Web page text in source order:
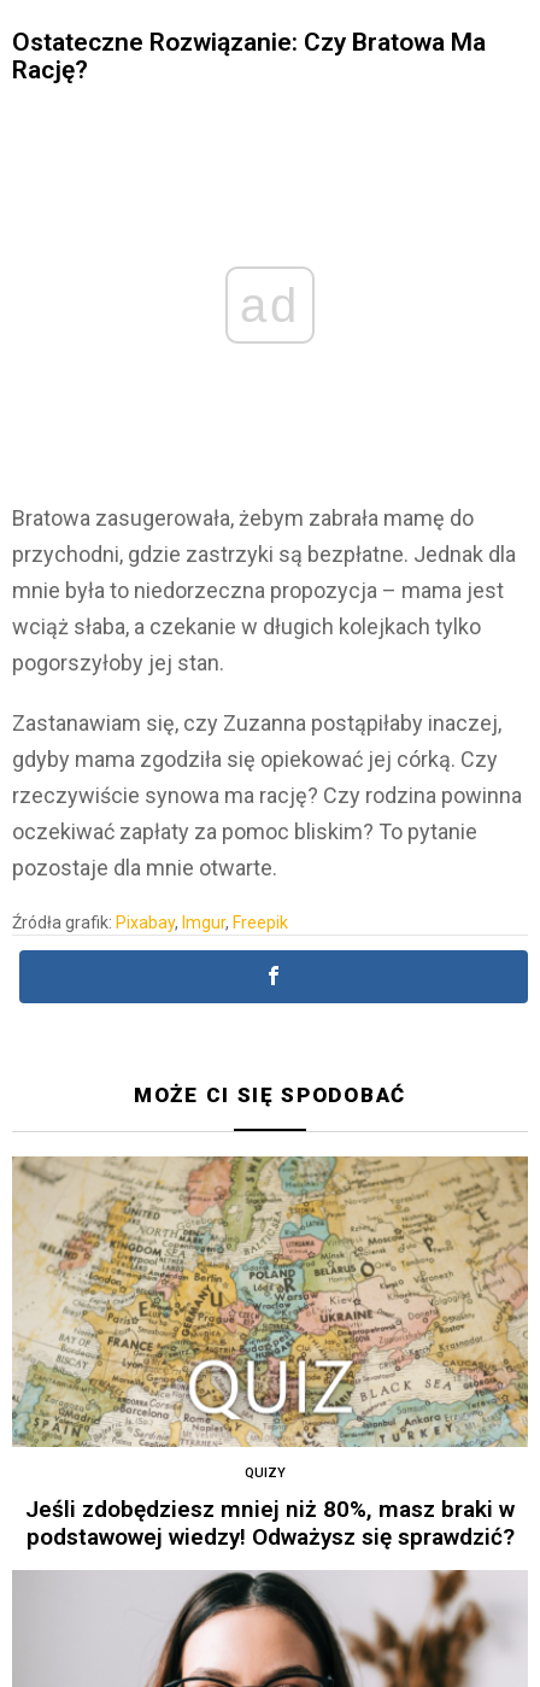
Ostateczne Rozwiązanie: Czy Bratowa Ma
Rację?
ad
Bratowa zasugerowała, żebym zabrała mamę do
przychodni, gdzie zastrzyki są bezpłatne. Jednak dla
mnie była to niedorzeczna propozycja – mama jest
wciąż słaba, a czekanie w długich kolejkach tylko
pogorszyłoby jej stan.
Zastanawiam się, czy Zuzanna postąpiłaby inaczej,
gdyby mama zgodziła się opiekować jej córką. Czy
rzeczywiście synowa ma rację? Czy rodzina powinna
oczekiwać zapłaty za pomoc bliskim? To pytanie
pozostaje dla mnie otwarte.
Źródła grafik: Pixabay, Imgur, Freepik
MOŻE CI SIĘ SPODOBAĆ
QUIZY
Jeśli zdobędziesz mniej niż 80%, masz braki w
podstawowej wiedzy! Odważysz się sprawdzić?